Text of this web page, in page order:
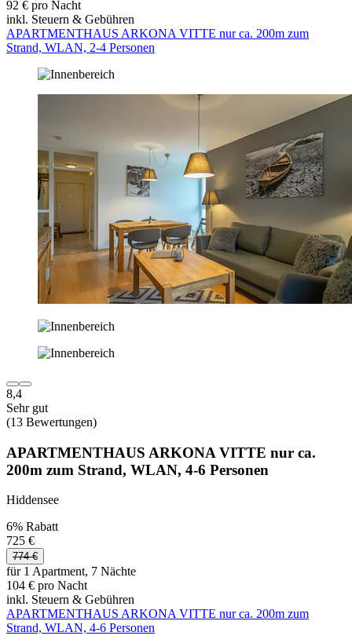
92 € pro Nacht
inkl. Steuern & Gebühren
APARTMENTHAUS ARKONA VITTE nur ca. 200m zum
Strand, WLAN, 2-4 Personen
8,4
Sehr gut
(13 Bewertungen)
APARTMENTHAUS ARKONA VITTE nur ca.
200m zum Strand, WLAN, 4-6 Personen
Hiddensee
6% Rabatt
725 €
774 €
für 1 Apartment, 7 Nächte
104 € pro Nacht
inkl. Steuern & Gebühren
APARTMENTHAUS ARKONA VITTE nur ca. 200m zum
Strand, WLAN, 4-6 Personen